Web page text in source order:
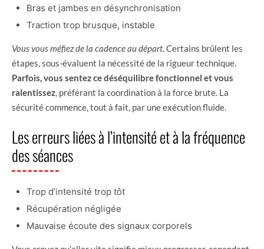
Bras et jambes en désynchronisation
Traction trop brusque, instable
Vous vous méfiez de la cadence au départ. Certains brûlent les
étapes, sous-évaluent la nécessité de la rigueur technique.
Parfois, vous sentez ce déséquilibre fonctionnel et vous
ralentissez , préférant la coordination à la force brute. La
sécurité commence, tout à fait, par une exécution fluide.
Les erreurs liées à l’intensité et à la fréquence
des séances
Trop d’intensité trop tôt
Récupération négligée
Mauvaise écoute des signaux corporels